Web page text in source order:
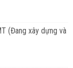
(Đang xây dựng và